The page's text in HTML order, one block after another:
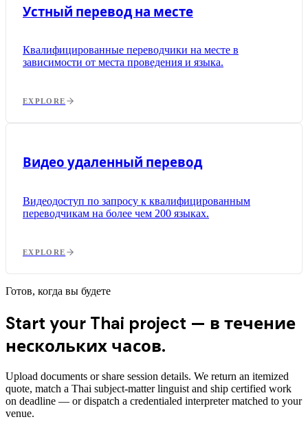
Устный перевод на месте
Квалифицированные переводчики на месте в
зависимости от места проведения и языка.
EXPLORE
Видео удаленный перевод
Видеодоступ по запросу к квалифицированным
переводчикам на более чем 200 языках.
EXPLORE
Готов, когда вы будете
Start your Thai project — в течение
нескольких часов.
Upload documents or share session details. We return an itemized
quote, match a Thai subject-matter linguist and ship certified work
on deadline — or dispatch a credentialed interpreter matched to your
venue.